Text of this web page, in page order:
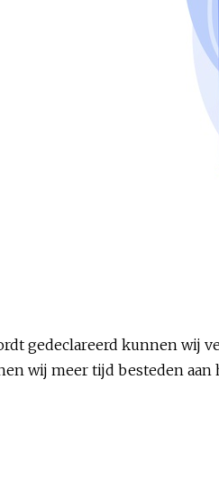
gedeclareerd kunnen wij
wij meer tijd besteden aan